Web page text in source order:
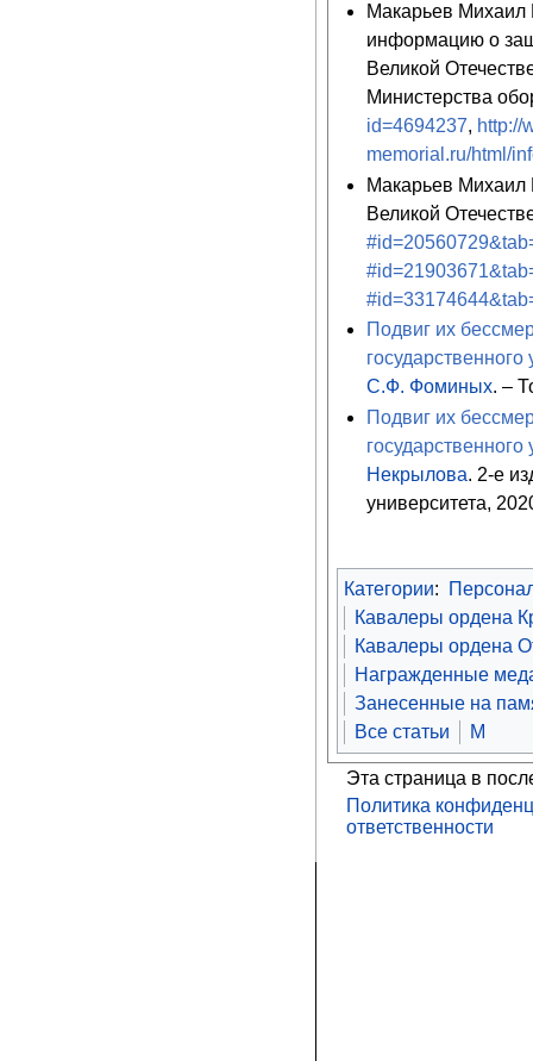
Макарьев
информацию о
Великой
Министерства
id=4694237, http://
memorial.ru/html/
Макарьев Михаил
Великой
Подвиг их
С.Ф. Фоминых. –
Подвиг их
Некрылова. 2-е
университета,
Категории:
Кавалеры ордена
Кавалеры ордена
Награжденные
Занесенные на
Все статьи
М
Эта страница в
Политика
ответственности